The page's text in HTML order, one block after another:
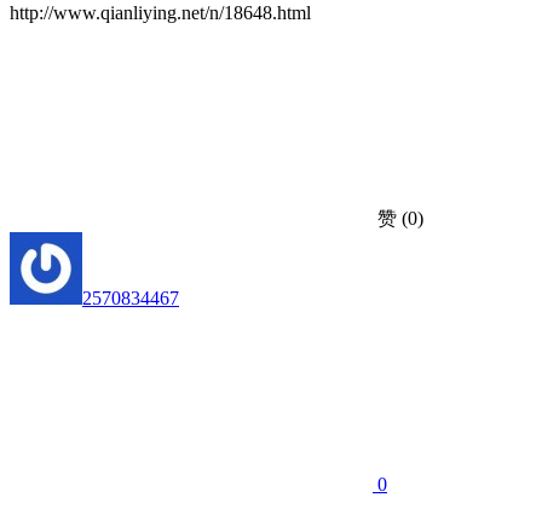
http://www.qianliying.net/n/18648.html
赞 (0)
2570834467
0